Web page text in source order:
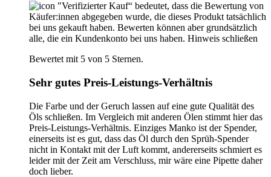
"Verifizierter Kauf“ bedeutet, dass die Bewertung von
Käufer:innen abgegeben wurde, die dieses Produkt tatsächlich
bei uns gekauft haben. Bewerten können aber grundsätzlich
alle, die ein Kundenkonto bei uns haben. Hinweis schließen
Bewertet mit 5 von 5 Sternen.
Sehr gutes Preis-Leistungs-Verhältnis
Die Farbe und der Geruch lassen auf eine gute Qualität des
Öls schließen. Im Vergleich mit anderen Ölen stimmt hier das
Preis-Leistungs-Verhältnis. Einziges Manko ist der Spender,
einerseits ist es gut, dass das Öl durch den Sprüh-Spender
nicht in Kontakt mit der Luft kommt, andererseits schmiert es
leider mit der Zeit am Verschluss, mir wäre eine Pipette daher
doch lieber.